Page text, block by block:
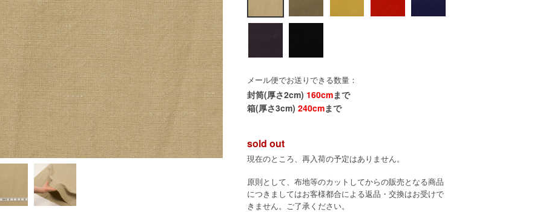
メール便でお送りできる数量：
封筒(厚さ2cm) 160cmまで
箱(厚さ3cm) 240cmまで
sold out
現在のところ、再入荷の予定はありません。
原則として、布地等のカットしてからの販売となる商品
につきましてはお客様都合による返品・交換はお受けで
きません。ご了承ください。